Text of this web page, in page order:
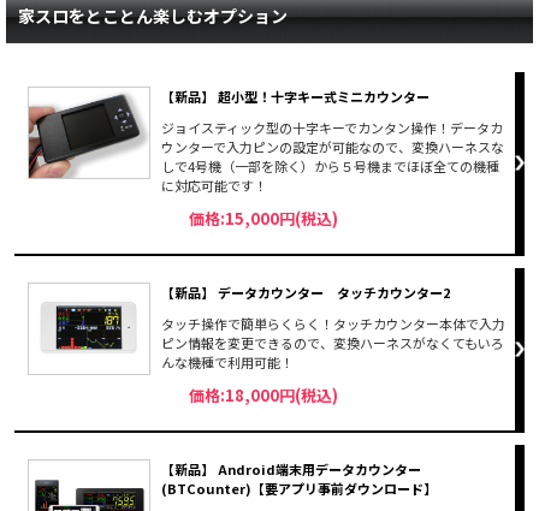
家スロをとことん楽しむオプション
【新品】 超小型！十字キー式ミニカウンター
ジョイスティック型の十字キーでカンタン操作！データカ
ウンターで入力ピンの設定が可能なので、変換ハーネスな
しで4号機（一部を除く）から５号機までほぼ全ての機種
に対応可能です！
価格:15,000円(税込)
【新品】 データカウンター タッチカウンター2
タッチ操作で簡単らくらく！タッチカウンター本体で入力
ピン情報を変更できるので、変換ハーネスがなくてもいろ
んな機種で利用可能！
価格:18,000円(税込)
【新品】 Android端末用データカウンター
(BTCounter)【要アプリ事前ダウンロード】